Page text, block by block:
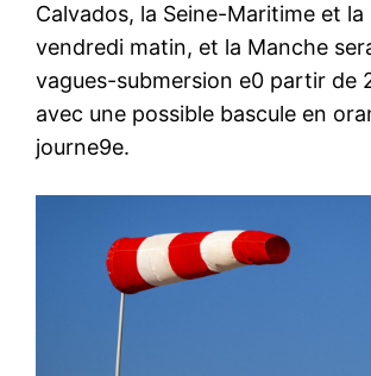
Calvados, la Seine-Maritime et la
vendredi matin, et la Manche
vagues-submersion e0 partir de
avec une possible bascule en
journe9e.